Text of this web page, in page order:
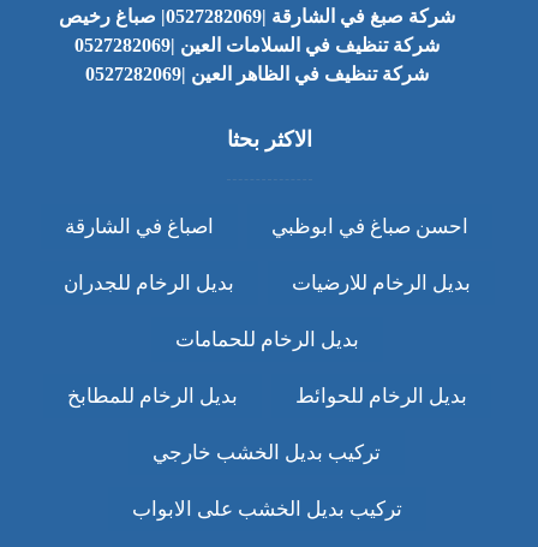
شركة صبغ في الشارقة |0527282069| صباغ رخيص
شركة تنظيف في السلامات العين |0527282069
شركة تنظيف في الظاهر العين |0527282069
الاكثر بحثا
احسن صباغ في ابوظبي اصباغ في الشارقة
بديل الرخام للارضيات بديل الرخام للجدران
بديل الرخام للحمامات
بديل الرخام للحوائط بديل الرخام للمطابخ
تركيب بديل الخشب خارجي
تركيب بديل الخشب على الابواب